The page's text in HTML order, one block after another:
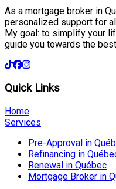
As a mortgage broker in
personalized support for
My goal: to simplify your
guide you towards the
Quick Links
Home
Services
Pre-Approval in
Refinancing in
Renewal in Québec
Mortgage Broker in